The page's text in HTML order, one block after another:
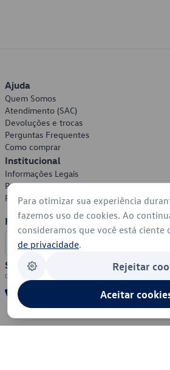
Ajuda
Quem Somos
Atendimento (SAC)
Devoluções e trocas
Perguntas Frequentes
Como comprar
Institucional
Informações Legais
Política de Privacidade
Política de Cookies
Formas de Pagamento
Segurança
Para otimizar sua experiência
fazemos uso de cookies. Ao
consideramos que você está ciente
de privacidade.
Rejeitar
Aceitar